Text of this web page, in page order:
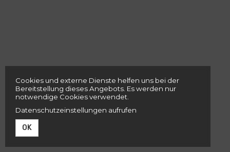
Cookies und externe Dienste helfen uns bei der
Bereitstellung dieses Angebots. Es werden nur
notwendige Cookies verwendet.
Datenschutzeinstellungen aufrufen
OK